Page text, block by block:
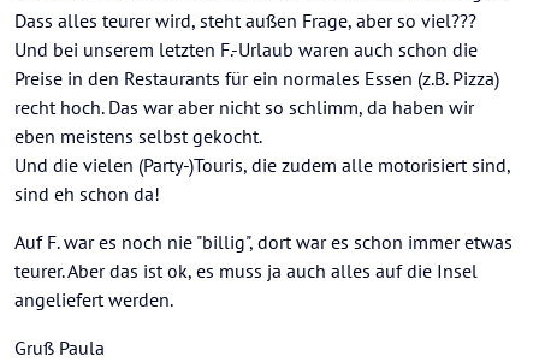
Dass alles teurer wird, steht außen Frage, aber so viel???
Und bei unserem letzten F.-Urlaub waren auch schon die
Preise in den Restaurants für ein normales Essen (z.B. Pizza)
recht hoch. Das war aber nicht so schlimm, da haben wir
eben meistens selbst gekocht.
Und die vielen (Party-)Touris, die zudem alle motorisiert sind,
sind eh schon da!
Auf F. war es noch nie "billig", dort war es schon immer etwas
teurer. Aber das ist ok, es muss ja auch alles auf die Insel
angeliefert werden.
Gruß Paula